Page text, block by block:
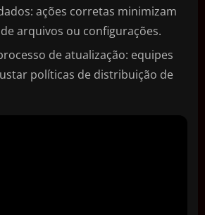
ações corretas minimizam
arquivos ou configurações.
de atualização: equipes
políticas de distribuição de